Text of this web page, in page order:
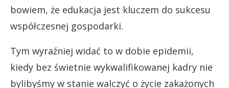
bowiem, że edukacja jest kluczem do sukcesu
współczesnej gospodarki.
Tym wyraźniej widać to w dobie epidemii,
kiedy bez świetnie wykwalifikowanej kadry nie
bylibyśmy w stanie walczyć o życie zakażonych